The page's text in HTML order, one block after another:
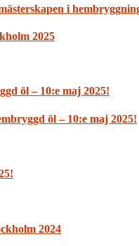
i
2025
öl – 10:e maj 2025!
öl – 10:e maj 2025!
2024